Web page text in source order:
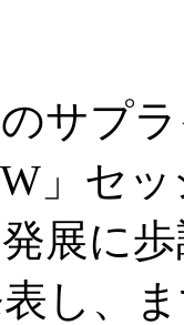
サプ
」セ
展に
し、